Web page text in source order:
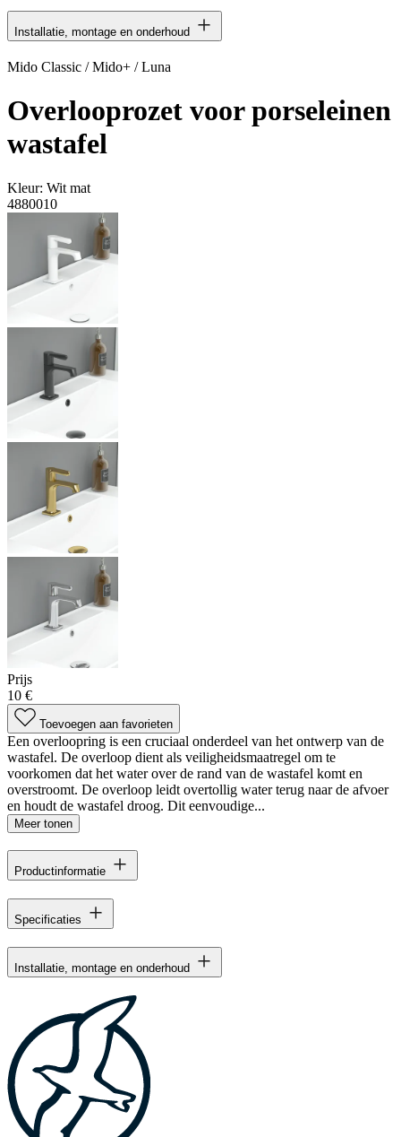
Installatie, montage en onderhoud
Mido Classic / Mido+ / Luna
Overlooprozet voor porseleinen
wastafel
Kleur: Wit mat
4880010
Prijs
10 €
Toevoegen aan favorieten
Een overloopring is een cruciaal onderdeel van het ontwerp van de
wastafel. De overloop dient als veiligheidsmaatregel om te
voorkomen dat het water over de rand van de wastafel komt en
overstroomt. De overloop leidt overtollig water terug naar de afvoer
en houdt de wastafel droog. Dit eenvoudige...
Meer tonen
Productinformatie
Specificaties
Installatie, montage en onderhoud